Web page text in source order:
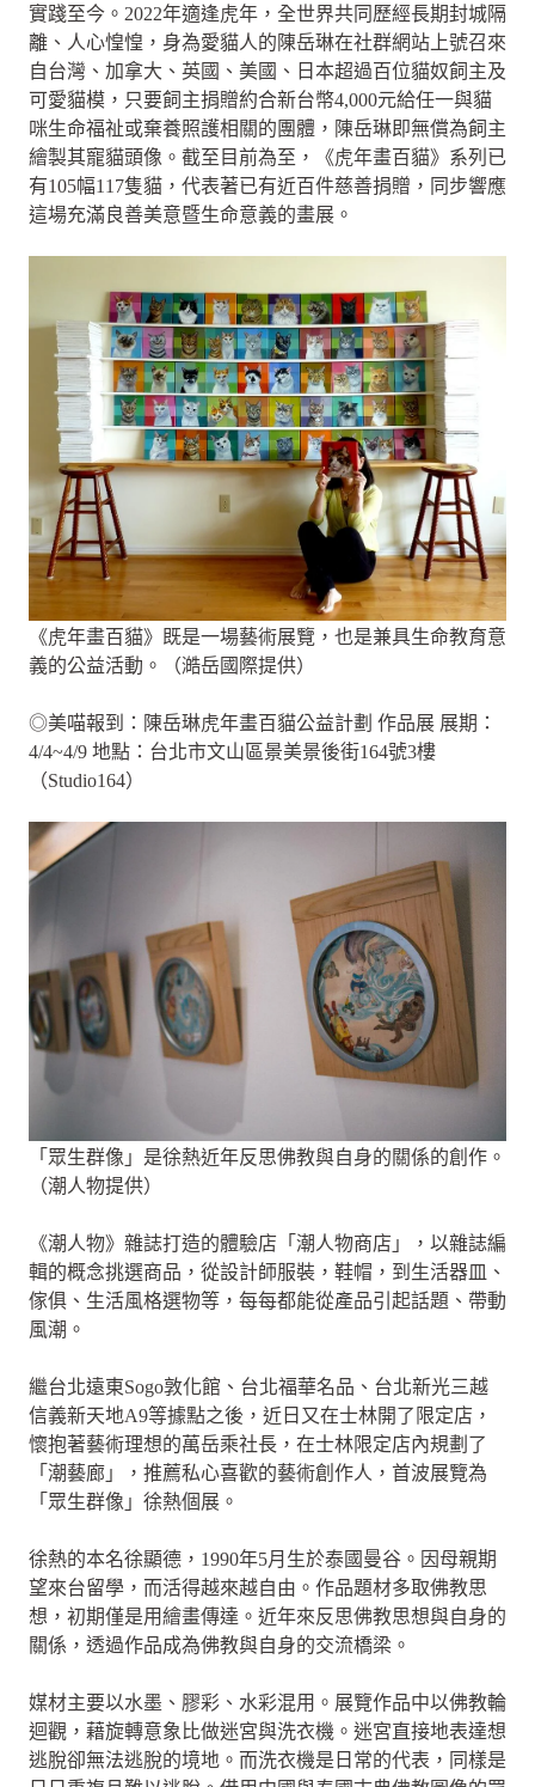
實踐至今。2022年適逢虎年，全世界共同歷經長期封城隔
離、人心惶惶，身為愛貓人的陳岳琳在社群網站上號召來
自台灣、加拿大、英國、美國、日本超過百位貓奴飼主及
可愛貓模，只要飼主捐贈約合新台幣4,000元給任一與貓
咪生命福祉或棄養照護相關的團體，陳岳琳即無償為飼主
繪製其寵貓頭像。截至目前為至，《虎年畫百貓》系列已
有105幅117隻貓，代表著已有近百件慈善捐贈，同步響應
這場充滿良善美意暨生命意義的畫展。
《虎年畫百貓》既是一場藝術展覽，也是兼具生命教育意
義的公益活動。（澔岳國際提供）
◎美喵報到：陳岳琳虎年畫百貓公益計劃 作品展 展期：
4/4~4/9 地點：台北市文山區景美景後街164號3樓
（Studio164）
「眾生群像」是徐熱近年反思佛教與自身的關係的創作。
（潮人物提供）
《潮人物》雜誌打造的體驗店「潮人物商店」，以雜誌編
輯的概念挑選商品，從設計師服裝，鞋帽，到生活器皿、
傢俱、生活風格選物等，每每都能從產品引起話題、帶動
風潮。
繼台北遠東Sogo敦化館、台北福華名品、台北新光三越
信義新天地A9等據點之後，近日又在士林開了限定店，
懷抱著藝術理想的萬岳乘社長，在士林限定店內規劃了
「潮藝廊」，推薦私心喜歡的藝術創作人，首波展覽為
「眾生群像」徐熱個展。
徐熱的本名徐顯德，1990年5月生於泰國曼谷。因母親期
望來台留學，而活得越來越自由。作品題材多取佛教思
想，初期僅是用繪畫傳達。近年來反思佛教思想與自身的
關係，透過作品成為佛教與自身的交流橋梁。
媒材主要以水墨、膠彩、水彩混用。展覽作品中以佛教輪
迴觀，藉旋轉意象比做迷宮與洗衣機。迷宮直接地表達想
逃脫卻無法逃脫的境地。而洗衣機是日常的代表，同樣是